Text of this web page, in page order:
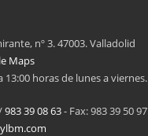
nº 3. 47003. Valladolid
Maps
13:00 horas de lunes a viernes.
983 39 08 63- Fax: 983 39 50 97